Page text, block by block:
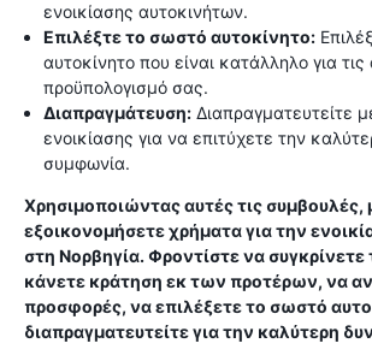
ενοικίασης αυτοκινήτων.
Επιλέξτε το σωστό αυτοκίνητο:
αυτοκίνητο που είναι κατάλληλο για
προϋπολογισμό σας.
Διαπραγμάτευση: Διαπραγματευτείτε
ενοικίασης για να επιτύχετε την
συμφωνία.
Χρησιμοποιώντας αυτές τις συμβουλές,
εξοικονομήσετε χρήματα για την
στη Νορβηγία. Φροντίστε να συγκρίνετε
κάνετε κράτηση εκ των προτέρων, να
προσφορές, να επιλέξετε το σωστό
διαπραγματευτείτε για την καλύτερη